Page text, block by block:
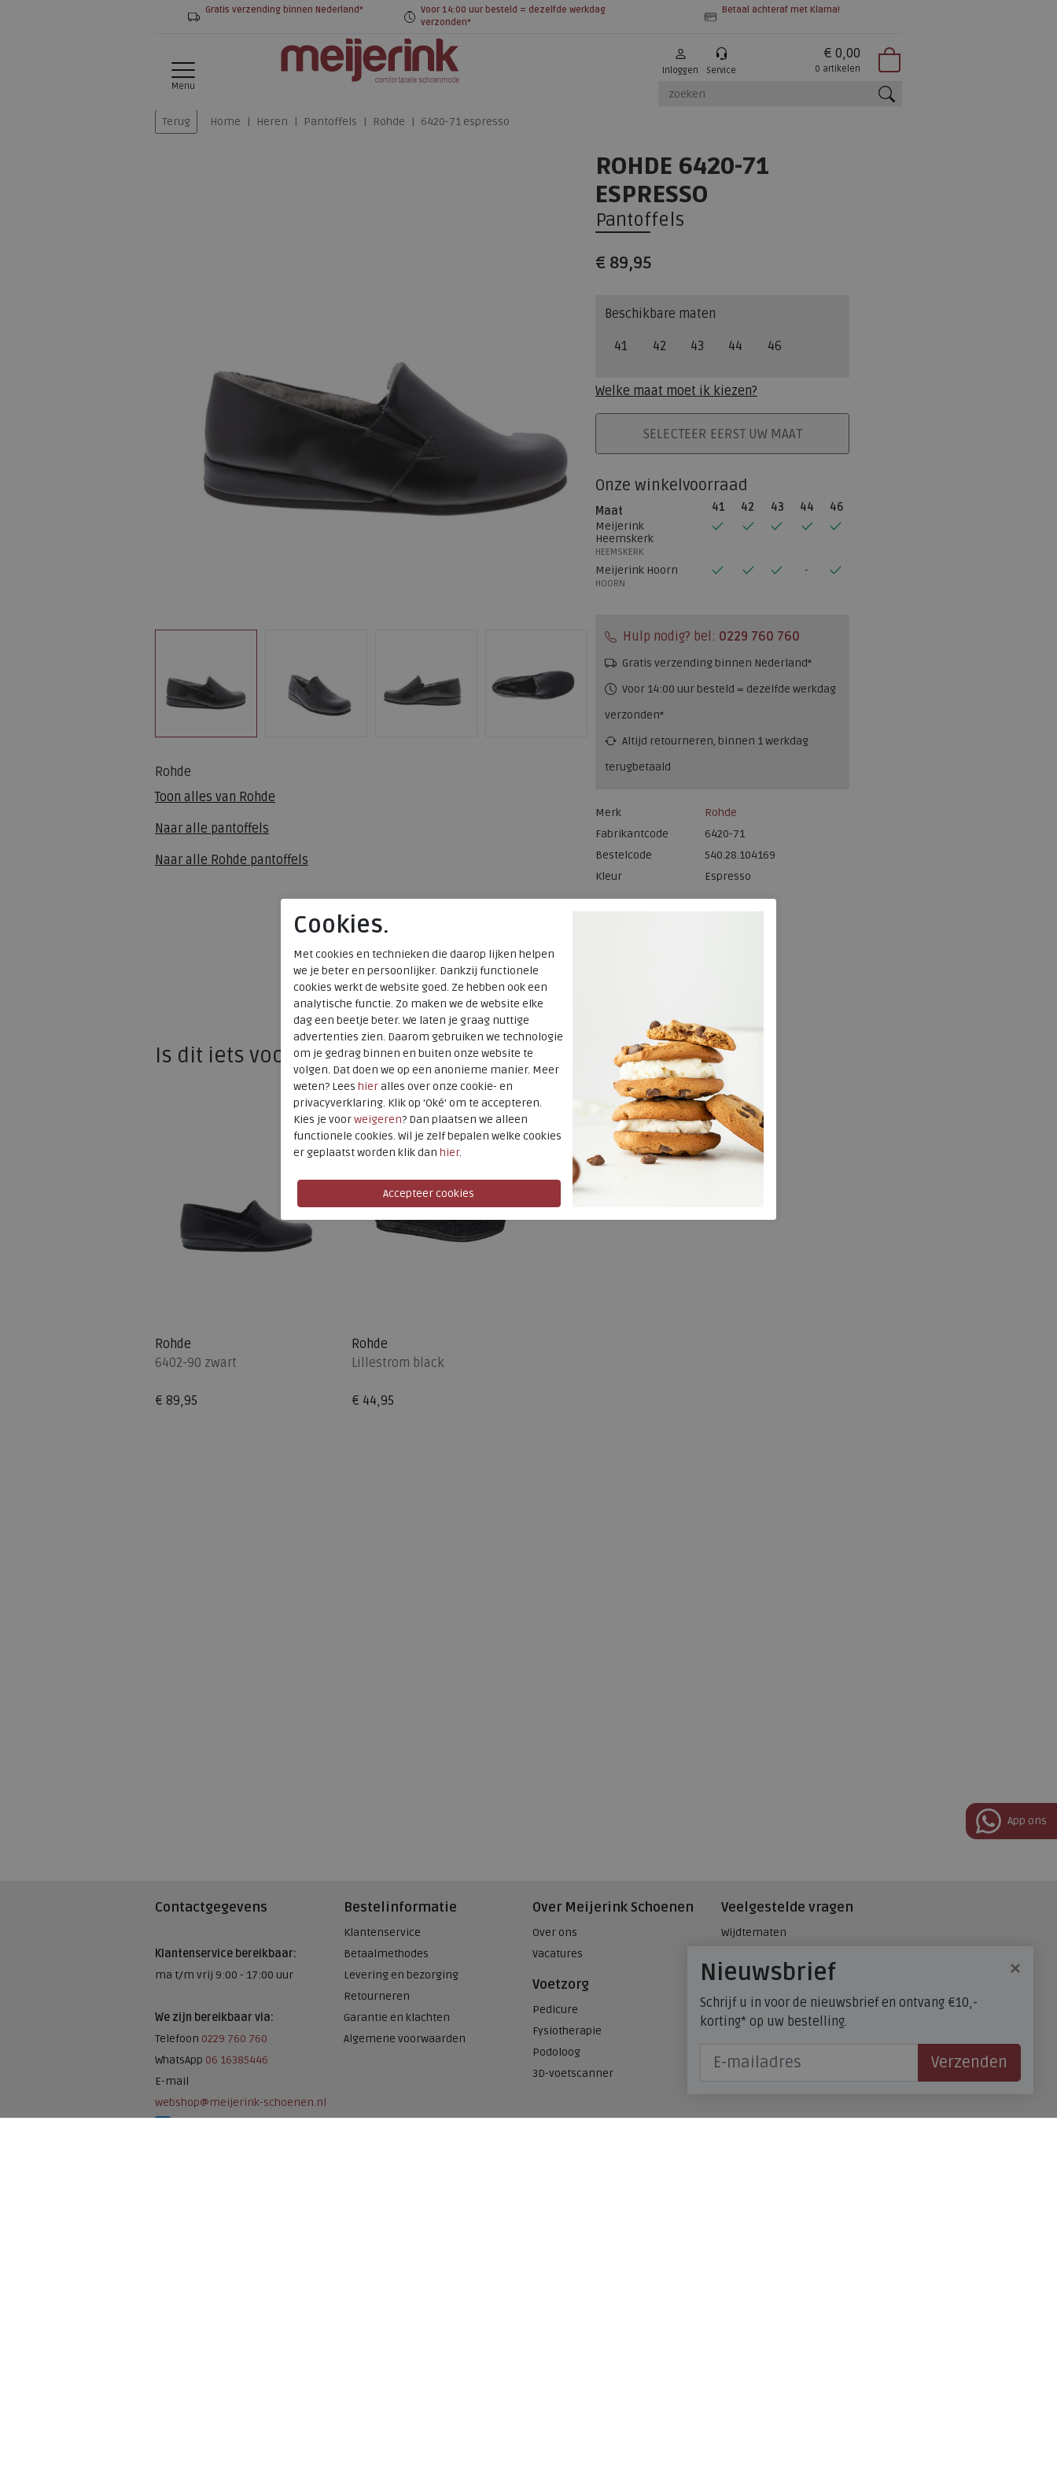
Gratis verzending binnen Nederland*
Voor 14:00 uur besteld = dezelfde werkdag
verzonden*
Betaal achteraf met Klarna!
Menu
Inloggen Service
€ 0,00
0 artikelen
Terug Home Heren Pantoffels Rohde 6420-71 espresso
Rohde
Toon alles van Rohde
Naar alle pantoffels
Naar alle Rohde pantoffels
ROHDE 6420-71
ESPRESSO
Pantoffels
€ 89,95
Beschikbare maten
41 42 43 44 46
Welke maat moet ik kiezen?
PLAATS IN WINKELMAND
SELECTEER EERST UW MAAT
Onze winkelvoorraad
Maat 41 42 43 44
46
Meijerink
Heemskerk
HEEMSKERK
Meijerink Hoorn
HOORN
Hulp nodig? bel: 0229 760 760
Gratis verzending binnen Nederland*
Voor 14:00 uur besteld = dezelfde werkdag
verzonden*
Altijd retourneren, binnen 1 werkdag
terugbetaald
Merk
Rohde
Fabrikantcode
6420-71
Bestelcode
540.28.104169
Kleur
Espresso
Is dit iets voor u?
Rohde
6402-90 zwart
€ 89,95
Rohde
Lillestrom black
€ 44,95
Contactgegevens
Klantenservice bereikbaar:
ma t/m vrij 9:00 - 17:00 uur
We zijn bereikbaar via:
Telefoon 0229 760 760
WhatsApp 06 16385446
E-mail
webshop@meijerink-schoenen.nl
Bestelinformatie
Klantenservice
Betaalmethodes
Levering en bezorging
Retourneren
Garantie en klachten
Algemene voorwaarden
Over Meijerink Schoenen
Over ons
Vacatures
Voetzorg
Pedicure
Fysiotherapie
Podoloog
3D-voetscanner
Veelgestelde vragen
Wijdtematen
Maatadvies, wat is mijn
schoenmaat?
FitFlop - maatadvies
App ons
×
Nieuwsbrief
Schrijf u in voor de nieuwsbrief en ontvang €10,-
korting* op uw bestelling.
Verzenden
Cookies.
Met cookies en technieken die daarop lijken helpen
we je beter en persoonlijker. Dankzij functionele
cookies werkt de website goed. Ze hebben ook een
analytische functie. Zo maken we de website elke
dag een beetje beter. We laten je graag nuttige
advertenties zien. Daarom gebruiken we technologie
om je gedrag binnen en buiten onze website te
volgen. Dat doen we op een anonieme manier. Meer
weten? Lees hieralles over onze cookie- en
privacyverklaring. Klik op 'Oké' om te accepteren.
Kies je voorweigeren? Dan plaatsen we alleen
functionele cookies. Wil je zelf bepalen welke cookies
er geplaatst worden klik dan hier.